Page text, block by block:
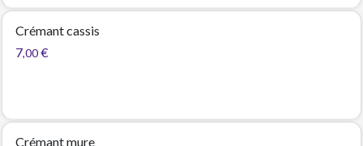
Crémant cassis
7,00 €
Crémant mure